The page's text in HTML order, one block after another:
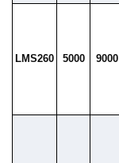
LMS260 5000 9000